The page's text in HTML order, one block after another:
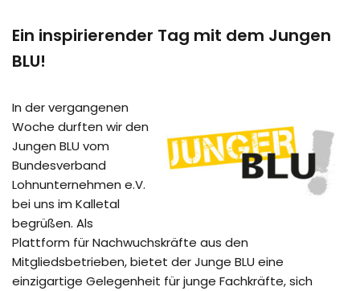
Ein inspirierender Tag mit dem Jungen
BLU!
In der vergangenen
Woche durften wir den
Jungen BLU vom
Bundesverband
Lohnunternehmen e.V.
bei uns im Kalletal
begrüßen. Als
Plattform für Nachwuchskräfte aus den
Mitgliedsbetrieben, bietet der Junge BLU eine
einzigartige Gelegenheit für junge Fachkräfte, sich